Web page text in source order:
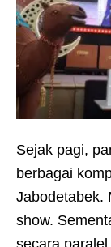
Sejak pagi,
berbagai
Jabodetabek.
show.